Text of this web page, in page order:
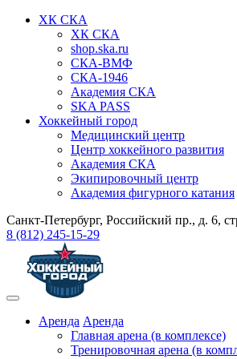
ХК СКА
ХК СКА
shop.ska.ru
СКА-ВМФ
СКА-1946
Академия СКА
SKA PASS
Хоккейный город
Медицинский центр
Центр хоккейного развития
Академия СКА
Экипировочный центр
Академия фигурного катания
Санкт-Петербург, Российский пр., д. 6,
8 (812) 245-15-29
Аренда Аренда
Главная арена (в комплексе)
Тренировочная арена (в